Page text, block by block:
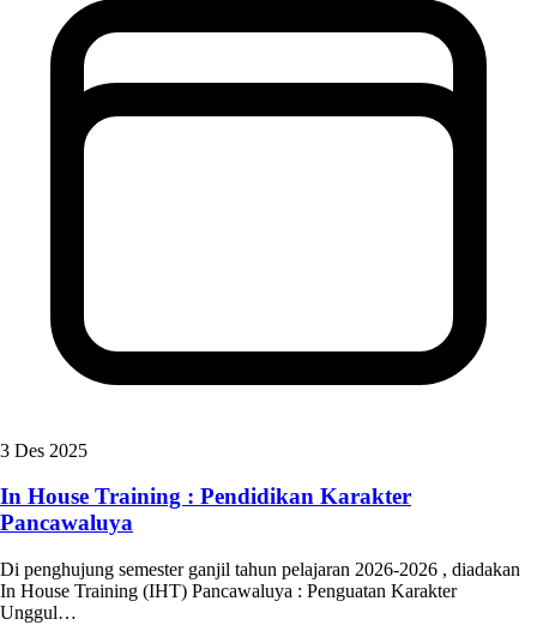
3 Des 2025
In House Training : Pendidikan Karakter
Pancawaluya
Di penghujung semester ganjil tahun pelajaran 2026-2026 , diadakan
In House Training (IHT) Pancawaluya : Penguatan Karakter
Unggul…